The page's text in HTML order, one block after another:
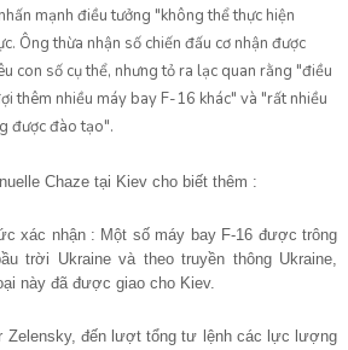
mạnh điều tưởng "không thể thực hiện
Ông thừa nhận số chiến đấu cơ nhận được
con số cụ thể, nhưng tỏ ra lạc quan rằng "điều
thêm nhiều máy bay F-16 khác" và "rất nhiều
được đào tạo".
Chaze tại Kiev cho biết thêm :
xác nhận : Một số máy bay F-16 được trông
trời Ukraine và theo truyền thông Ukraine,
này đã được giao cho Kiev.
Zelensky, đến lượt tổng tư lệnh các lực lượng